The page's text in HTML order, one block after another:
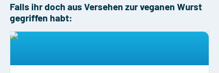
Falls ihr doch aus Versehen zur veganen Wurst
gegriffen habt: